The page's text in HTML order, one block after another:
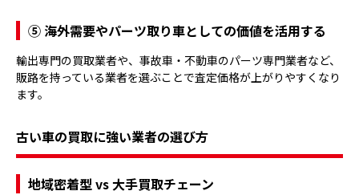
⑤ 海外需要やパーツ取り車としての価値を活用する
輸出専門の買取業者や、事故車・不動車のパーツ専門業者など、
販路を持っている業者を選ぶことで査定価格が上がりやすくなり
ます。
古い車の買取に強い業者の選び方
地域密着型 vs 大手買取チェーン